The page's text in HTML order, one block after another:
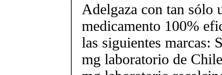
Adelgaza con tan sólo
medicamento 100%
las siguientes marcas:
mg laboratorio de